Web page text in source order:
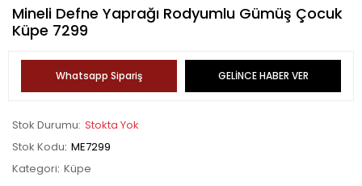
Mineli Defne Yaprağı Rodyumlu Gümüş Çocuk
Küpe 7299
Whatsapp Sipariş GELİNCE HABER VER
Stok Durumu Stokta Yok
Stok Kodu ME7299
Kategori Küpe